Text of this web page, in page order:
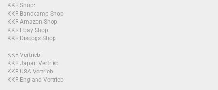
KKR Shop:
KKR Bandcamp Shop
KKR Amazon Shop
KKR Ebay Shop
KKR Discogs Shop
KKR Vertrieb
KKR Japan Vertrieb
KKR USA Vertrieb
KKR England Vertrieb